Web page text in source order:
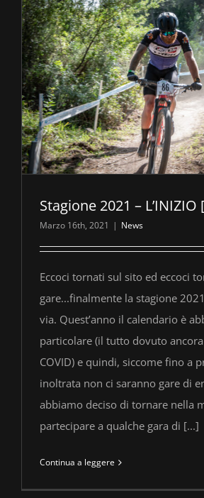
Stagione 2021 – L’INIZIO
Marzo 16th, 2021 | News
Eccoci tornati sul sito ed eccoci
gare...finalmente la stagione
via. Quest’anno il calendario è
particolare (il tutto dovuto
COVID) e quindi, siccome fino a
inoltrata non ci saranno gare di
abbiamo deciso di tornare nella
partecipare a qualche gara di [...]
Continua a leggere